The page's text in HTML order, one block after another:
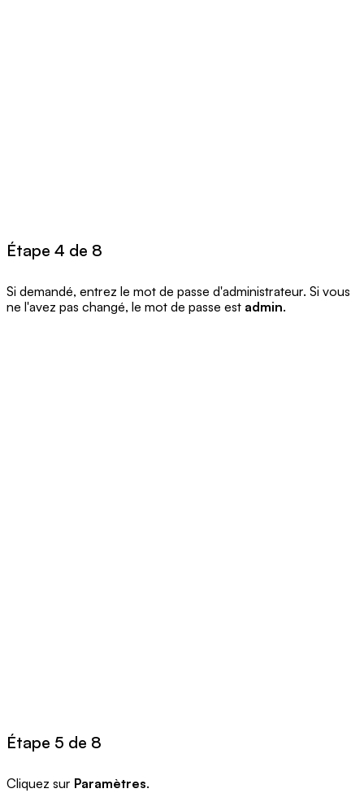
Étape 4 de 8
Si demandé, entrez le mot de passe d'administrateur. Si vous
ne l'avez pas changé, le mot de passe est admin.
Étape 5 de 8
Cliquez sur Paramètres.